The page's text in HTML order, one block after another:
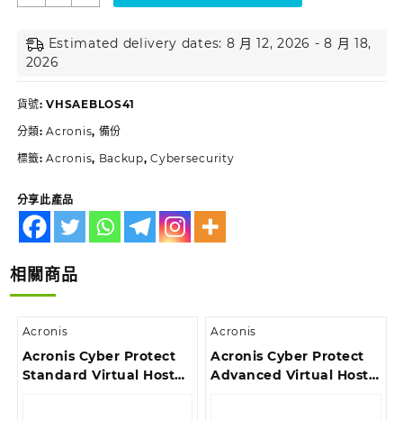
Estimated delivery dates: 8 月 12, 2026 - 8 月 18,
2026
貨號:VHSAEBLOS41
分類:Acronis, 備份
標籤:Acronis, Backup,Cybersecurity
分享此產品
相關商品
Acronis
Acronis Cyber Protect
Standard Virtual Host
Acronis
Acronis Cyber Protect
Advanced Virtual Host